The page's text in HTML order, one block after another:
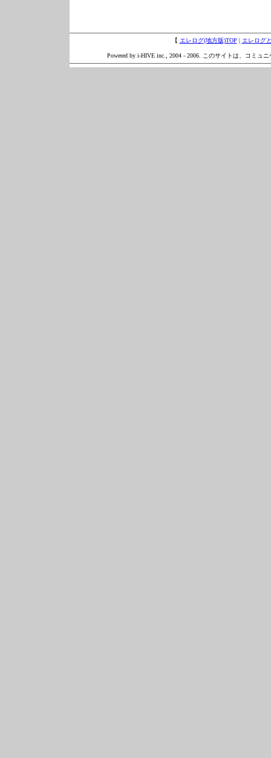
【 エレログ(地方版)TOP | エレログ
Powered by i-HIVE inc., 2004 - 2006. このサイトは、コミュ